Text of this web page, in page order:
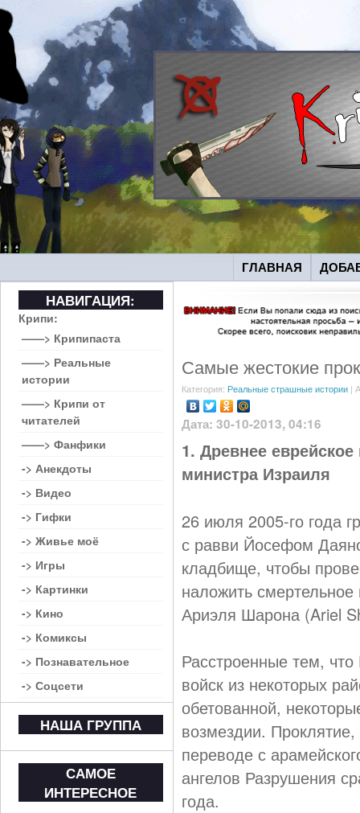
ГЛАВНАЯ
Самые жестокие
Категория: Реальные страшные истории |
Дата: 30-10-2013, 04:16
1. Древнее
министра Израиля
26 июля 2005-го года
с равви Йосефом
кладбище, чтобы
наложить
Ариэля Шарона (Ariel
Расстроенные тем,
войск из некоторых
обетованной,
возмездии.
переводе с
ангелов Разрушения
года.
НАВИГАЦИЯ:
Крипи:
——> Крипипаста
——> Реальные
истории
——> Крипи от
читателей
——> Фанфики
-> Анекдоты
-> Видео
-> Гифки
-> Живье моё
-> Игры
-> Картинки
-> Кино
-> Комиксы
-> Познавательное
-> Соцсети
НАША ГРУППА
САМОЕ
ИНТЕРЕСНОЕ